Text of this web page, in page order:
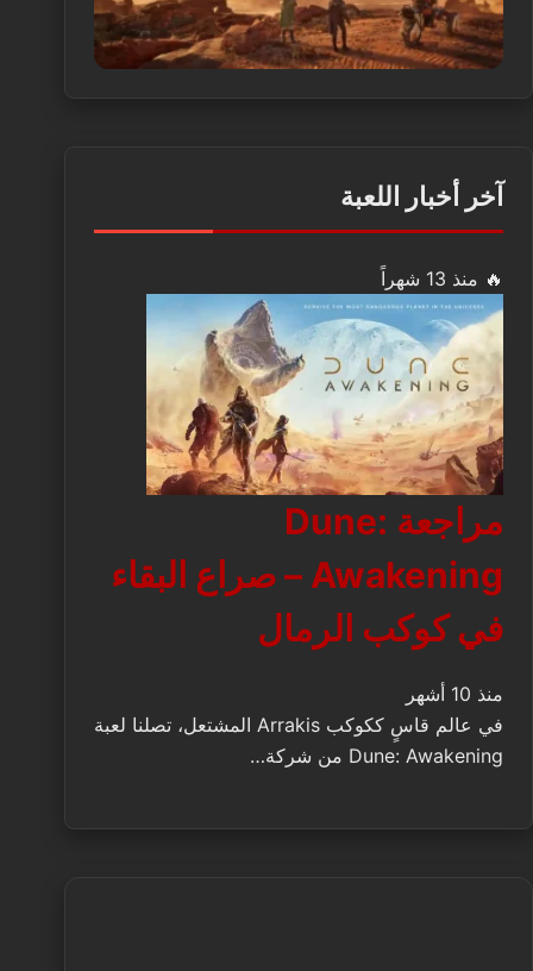
آخر أخبار اللعبة
🔥 منذ 13 شهراً
مراجعة Dune:
Awakening – صراع البقاء
في كوكب الرمال
منذ 10 أشهر
في عالم قاسٍ ككوكب Arrakis المشتعل، تصلنا لعبة
Dune: Awakening من شركة…